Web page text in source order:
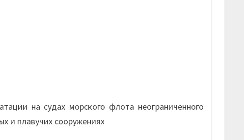
на судах морского флота неограниченного
и плавучих сооружениях